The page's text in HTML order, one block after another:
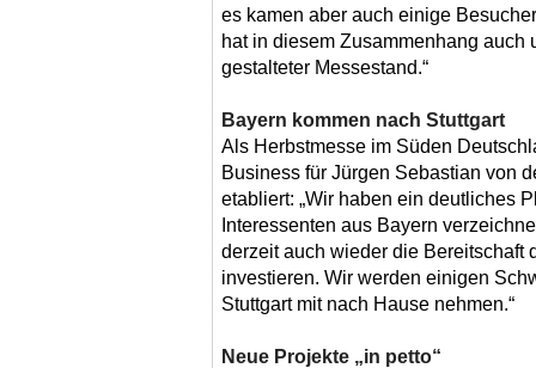
es kamen aber auch einige
hat in diesem Zusammenhang auch
gestalteter Messestand.“
Bayern kommen nach Stuttgart
Als Herbstmesse im Süden
Business für Jürgen Sebastian von
etabliert: „Wir haben ein deutliches
Interessenten aus Bayern
derzeit auch wieder die Bereitschaft
investieren. Wir werden einigen
Stuttgart mit nach Hause nehmen.“
Neue Projekte „in petto“